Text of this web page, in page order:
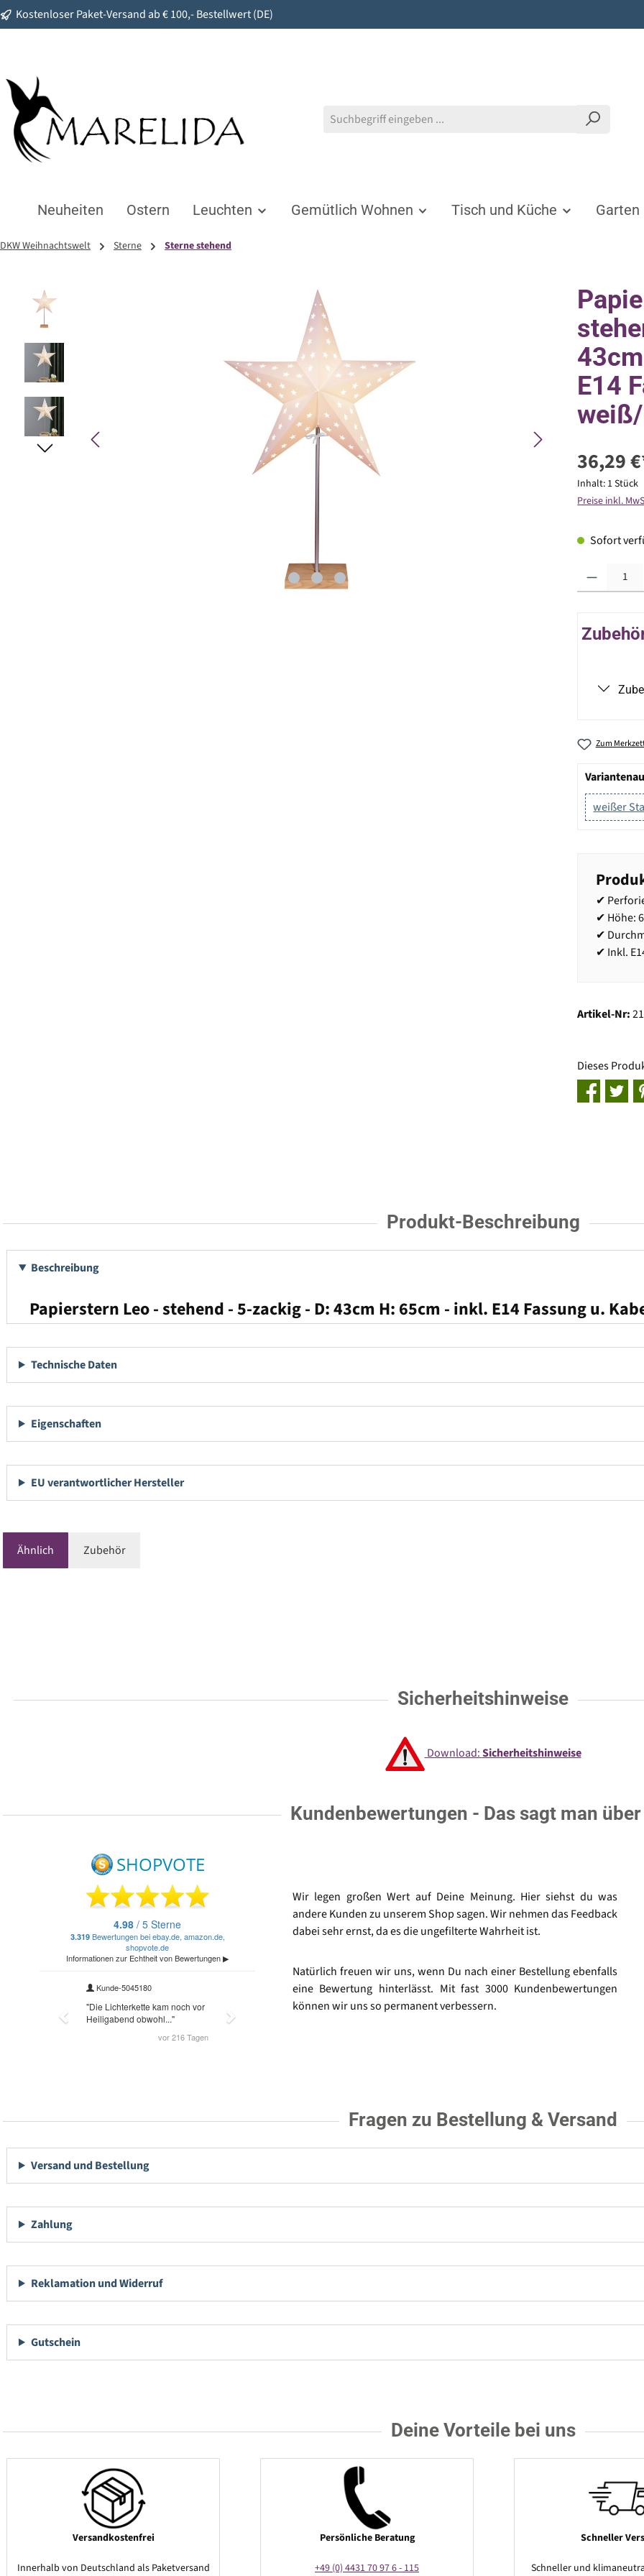
Zur Hauptnavigation springen
Kostenloser Paket-Versand ab € 100,- Bestellwert (DE)
Neuheiten Ostern Leuchten Gemütlich Wohnen Tisch und Küche Garten
DKW Weihnachtswelt Sterne Sterne stehend
Bildergalerie überspringen
E14
36,29
Inhalt: 1 Stück
Preise inkl.
Sofort
Zum
weißer
✔
✔ Höhe:
✔
✔ Inkl.
Artikel-Nr:
Dieses
Produkt-Beschreibung
Beschreibung
Papierstern Leo - stehend - 5-zackig - D: 43cm H: 65cm - inkl. E14 Fassung u.
Technische Daten
Eigenschaften
EU verantwortlicher Hersteller
Ähnlich Zubehör
Sicherheitshinweise
Download:Sicherheitshinweise
Kundenbewertungen - Das sagt man
Wir legen großen Wert auf Deine Meinung. Hier siehst du was
andere Kunden zu unserem Shop sagen. Wir nehmen das Feedback
dabei sehr ernst, da es die ungefilterte Wahrheit ist.
Natürlich freuen wir uns, wenn Du nach einer Bestellung ebenfalls
eine Bewertung hinterlässt. Mit fast 3000 Kundenbewertungen
können wir uns so permanent verbessern.
Fragen zu Bestellung & Versand
Versand und Bestellung
Zahlung
Reklamation und Widerruf
Gutschein
Deine Vorteile bei uns
Versandkostenfrei
Innerhalb von Deutschland als Paketversand
Persönliche Beratung
+49 (0) 4431 70 97 6 - 115
Schneller
Schneller und